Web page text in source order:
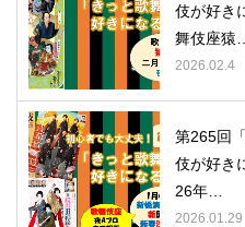
伎が好き
舞伎座猿…
2026.02.4
第265回
伎が好き
26年…
2026.01.29